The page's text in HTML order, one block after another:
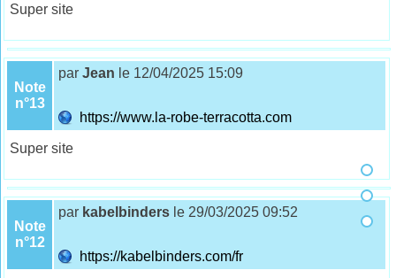
Super site
Note
n°13
parJean le 12/04/2025 15:09
https://www.la-robe-terracotta.com
Super site
Note
n°12
par kabelbinders le 29/03/2025 09:52
https://kabelbinders.com/fr